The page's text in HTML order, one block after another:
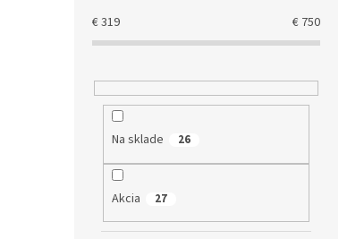
€319 € 750
Na sklade 26
Akcia 27